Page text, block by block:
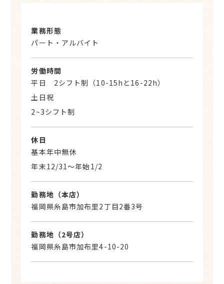
業務形態
パート・アルバイト
労働時間
平日 2シフト制（10-15hと16-22h）
土日祝
2~3シフト制
休日
基本年中無休
年末12/31〜年始1/2
勤務地（本店）
福岡県糸島市加布里2丁目2番3号
勤務地（2号店）
福岡県糸島市加布里4-10-20